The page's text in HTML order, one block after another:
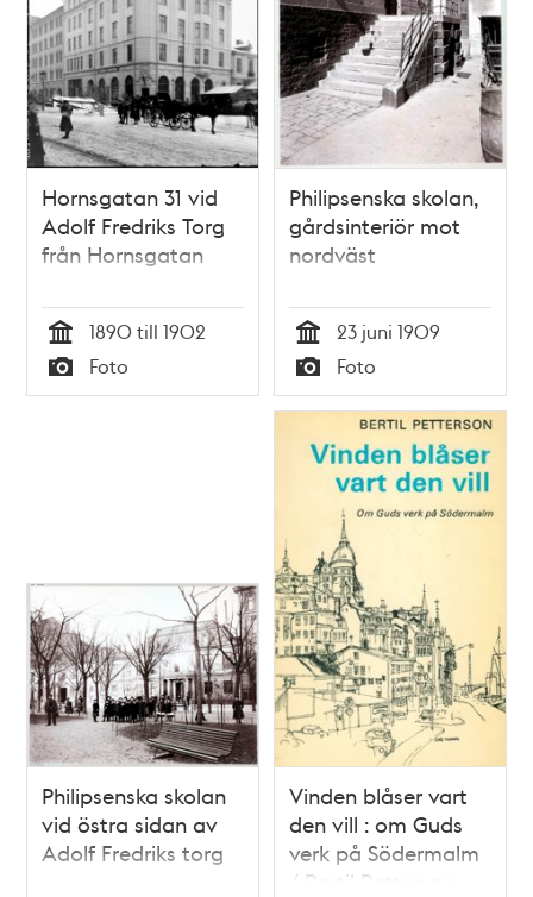
Hornsgatan 31 vid
Adolf Fredriks Torg
från Hornsgatan
Tid
1890 till 1902
Typ
Foto
Philipsenska skolan,
gårdsinteriör mot
nordväst
Tid
23 juni 1909
Typ
Foto
Philipsenska skolan
vid östra sidan av
Adolf Fredriks torg
Vinden blåser vart
den vill : om Guds
verk på Södermalm
/ Bertil Petterson